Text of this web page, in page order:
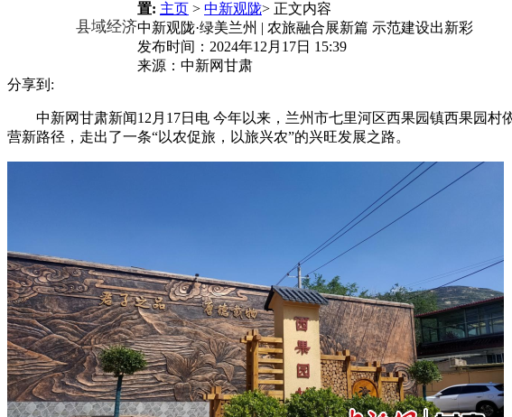
县域经济
置: 主页 > 中新观陇> 正文内容
中新观陇·绿美兰州 | 农旅融合展新篇 示范建设出新彩
发布时间： 2024年12月17日 15:39
来源： 中新网甘肃
分享到:
中新网甘肃新闻12月17日电 今年以来，兰州市七里河区西果园镇西果园村
营新路径，走出了一条“以农促旅，以旅兴农”的兴旺发展之路。